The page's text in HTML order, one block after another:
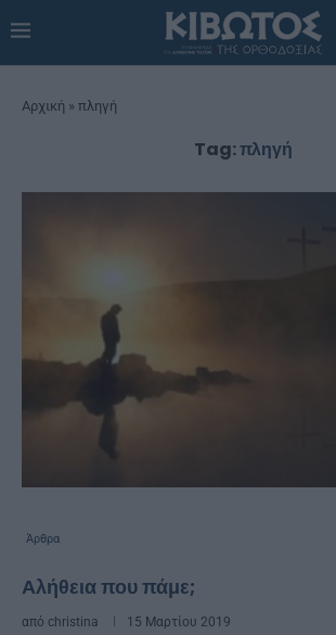
Αρχική » πληγή
Tag:πληγή
Άρθρα
Αλήθεια που πάμε;
από christina 15 Μαρτίου 2019